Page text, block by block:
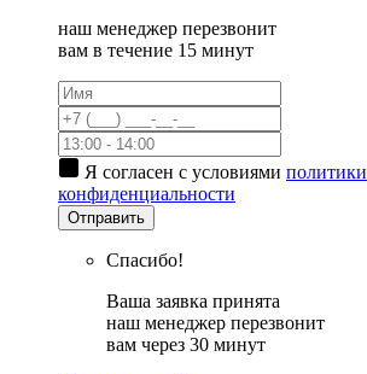
наш менеджер перезвонит
вам в течение 15 минут
Я согласен с условиями политики
конфиденциальности
Отправить
Спасибо!
Ваша заявка принята
наш менеджер перезвонит
вам через 30 минут